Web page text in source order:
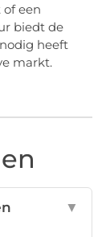
een
biedt de
heeft
markt.
▼